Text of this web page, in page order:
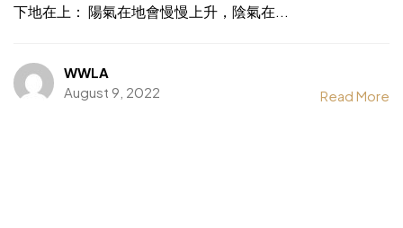
下地在上： 陽氣在地會慢慢上升，陰氣在...
WWLA
August 9, 2022
Read More